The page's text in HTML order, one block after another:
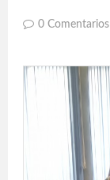
0 Comentarios